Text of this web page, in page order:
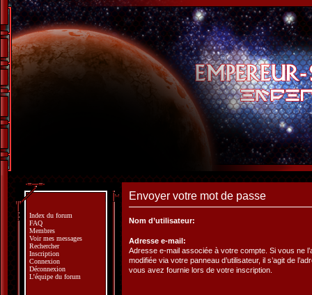
Envoyer votre mot de passe
Nom d’utilisateur:
Adresse e-mail:
Adresse e-mail associée à votre compte. Si vous ne
modifiée via votre panneau d’utilisateur, il s’agit de
vous avez fournie lors de votre inscription.
Index du forum
FAQ
Membres
Voir mes messages
Rechercher
Inscription
Connexion
Déconnexion
L’équipe du forum